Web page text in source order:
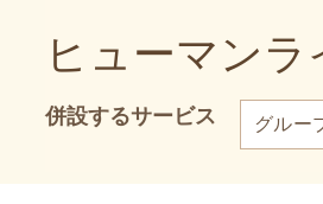
ヒューマン
併設するサービス グルー